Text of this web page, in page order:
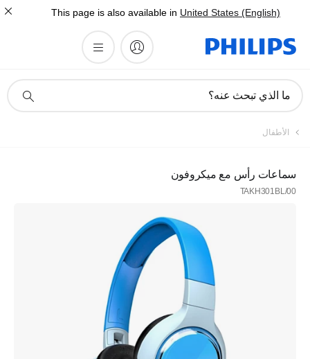
This page is also available in United States (English)
دعم
ما الذي تبحث عنه؟
تسجيل
الأطفال
سماعات رأس مع ميكروفون
TAKH301BL/00